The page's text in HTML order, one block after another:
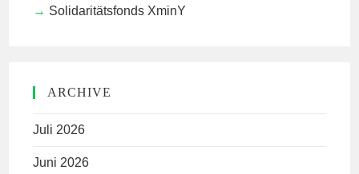
Solidaritätsfonds XminY
ARCHIVE
Juli 2026
Juni 2026